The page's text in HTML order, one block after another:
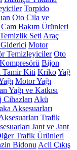
Torpido
Oto Cila ve
Bakım Ürünleri
Seti Araç
Motor
Temizleyiciler Oto
Bijon
Tamir Kiti KrikoYağ
Motor Yağı
Yağı ve Katkısı
Cihazları Akü
Aksesuarları
Trafik
Jant ve Jant
Trafik Ürünleri
Bidonu Acil Çıkış